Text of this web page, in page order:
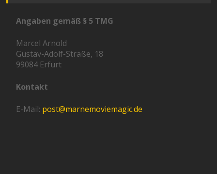
Angaben gemäß § 5 TMG
Marcel Arnold
Gustav-Adolf-Straße, 18
99084 Erfurt
Kontakt
E-Mail: post@marnemoviemagic.de